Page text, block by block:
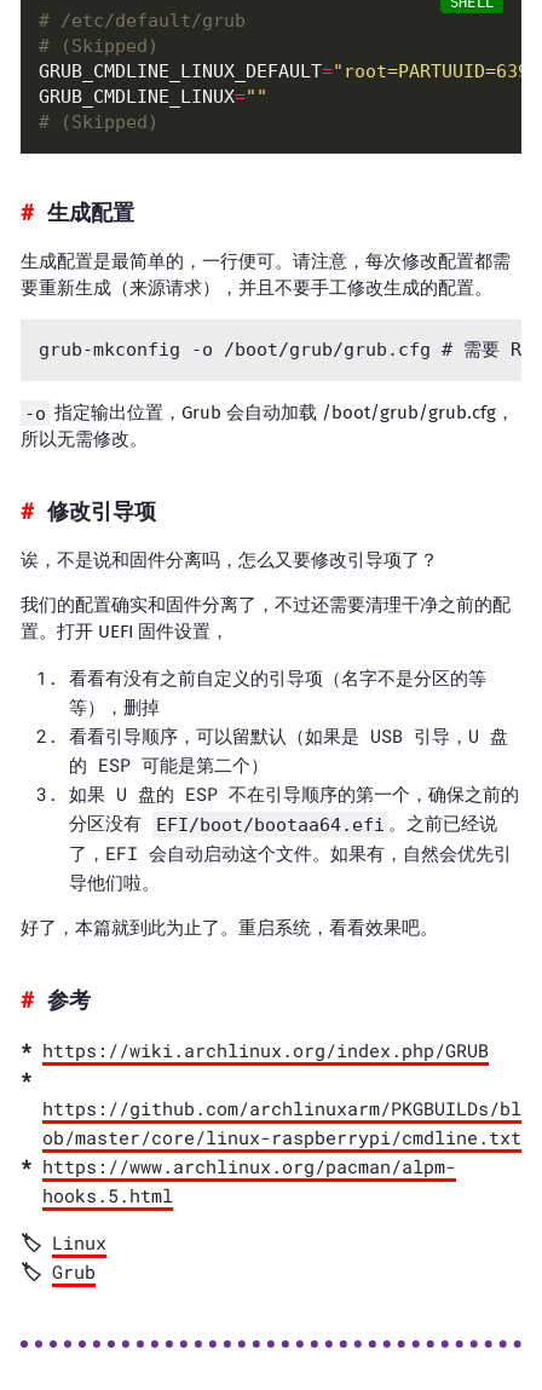
# /etc/default/grub
# (Skipped)
GRUB_CMDLINE_LINUX_DEFAULT=
GRUB_CMDLINE_LINUX=""
# (Skipped)
生成配置
生成配置是最简单的，一行便可。请注意，每次修改配置都需
要重新生成（来源请求），并且不要手工修改生成的配置。
-o 指定输出位置，Grub 会自动加载 /boot/grub/grub.cfg，
所以无需修改。
修改引导项
诶，不是说和固件分离吗，怎么又要修改引导项了？
我们的配置确实和固件分离了，不过还需要清理干净之前的配
置。打开 UEFI 固件设置，
看看有没有之前自定义的引导项（名字不是分区的等
等），删掉
看看引导顺序，可以留默认（如果是 USB 引导，U 盘
的 ESP 可能是第二个）
如果 U 盘的 ESP 不在引导顺序的第一个，确保之前的
分区没有
EFI/boot/bootaa64.efi 。之前已经说
了，EFI 会自动启动这个文件。如果有，自然会优先引
导他们啦。
好了，本篇就到此为止了。重启系统，看看效果吧。
参考
https://wiki.archlinux.org/index.php/GRUB
https://github.com/archlinuxarm/PKGBUILDs/bl
ob/master/core/linux-raspberrypi/cmdline.txt
https://www.archlinux.org/pacman/alpm-
hooks.5.html
Linux
Grub